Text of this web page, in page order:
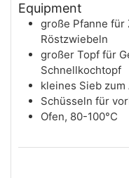
Equipment
große Pfanne
Röstzwiebeln
großer Topf für
Schnellkochtopf
kleines Sieb
Schüsseln für
Ofen, 80-100°C